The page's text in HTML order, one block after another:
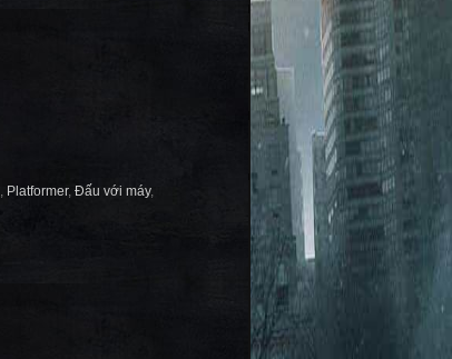
, Platformer, Đấu với máy,